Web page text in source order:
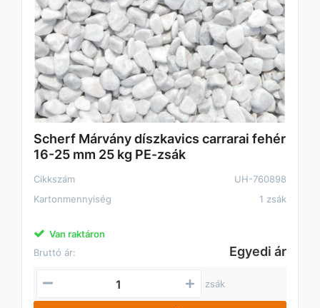
Scherf Márvány díszkavics carrarai fehér
16-25 mm 25 kg PE-zsák
Cikkszám
UH-760898
Kartonmennyiség
1 zsák
Van raktáron
Bruttó ár:
Egyedi ár
zsák